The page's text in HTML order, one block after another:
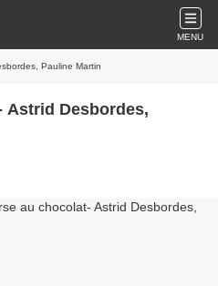
MENU
Pauline Martin
Astrid Desbordes,